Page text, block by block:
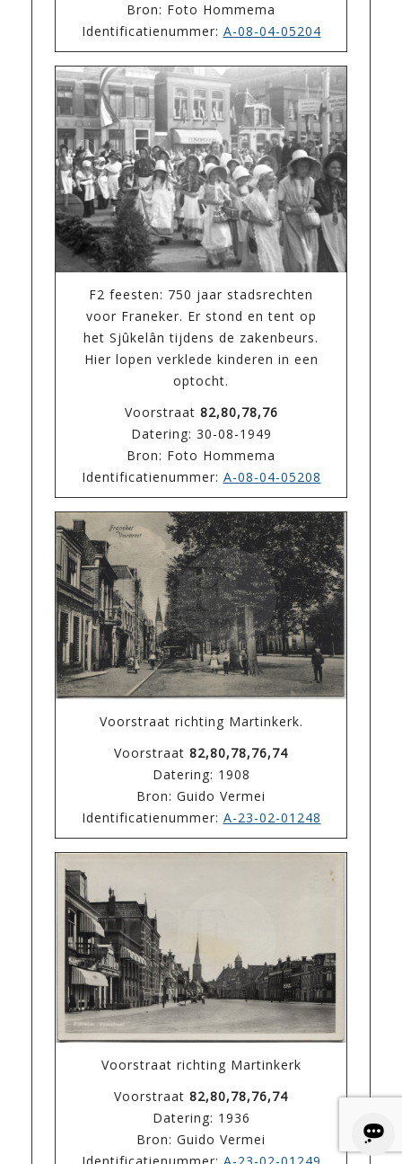
Bron: Foto Hommema
Identificatienummer: A-08-04-05204
F2 feesten: 750 jaar stadsrechten
voor Franeker. Er stond en tent op
het Sjûkelân tijdens de zakenbeurs.
Hier lopen verklede kinderen in een
optocht.
Voorstraat 82,80,78,76
Datering: 30-08-1949
Bron: Foto Hommema
Identificatienummer: A-08-04-05208
Voorstraat richting Martinkerk.
Voorstraat 82,80,78,76,74
Datering: 1908
Bron: Guido Vermei
Identificatienummer: A-23-02-01248
Voorstraat richting Martinkerk
Voorstraat 82,80,78,76,74
Datering: 1936
Bron: Guido Vermei